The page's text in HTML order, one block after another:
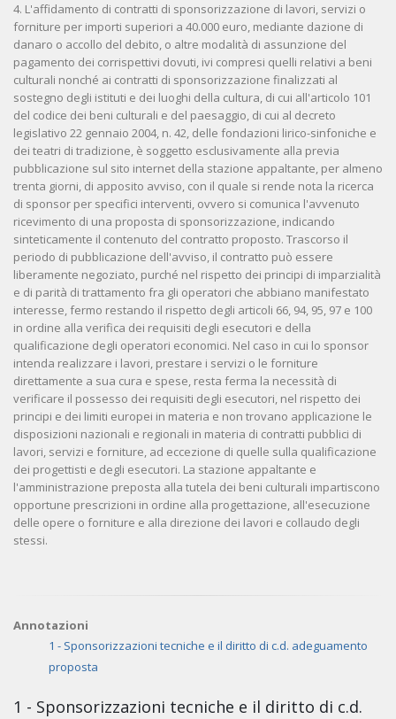
4. L'affidamento di contratti di sponsorizzazione di lavori, servizi o
forniture per importi superiori a 40.000 euro, mediante dazione di
danaro o accollo del debito, o altre modalità di assunzione del
pagamento dei corrispettivi dovuti, ivi compresi quelli relativi a beni
culturali nonché ai contratti di sponsorizzazione finalizzati al
sostegno degli istituti e dei luoghi della cultura, di cui all'articolo 101
del codice dei beni culturali e del paesaggio, di cui al decreto
legislativo 22 gennaio 2004, n. 42, delle fondazioni lirico-sinfoniche e
dei teatri di tradizione, è soggetto esclusivamente alla previa
pubblicazione sul sito internet della stazione appaltante, per almeno
trenta giorni, di apposito avviso, con il quale si rende nota la ricerca
di sponsor per specifici interventi, ovvero si comunica l'avvenuto
ricevimento di una proposta di sponsorizzazione, indicando
sinteticamente il contenuto del contratto proposto. Trascorso il
periodo di pubblicazione dell'avviso, il contratto può essere
liberamente negoziato, purché nel rispetto dei principi di imparzialità
e di parità di trattamento fra gli operatori che abbiano manifestato
interesse, fermo restando il rispetto degli articoli 66, 94, 95, 97 e 100
in ordine alla verifica dei requisiti degli esecutori e della
qualificazione degli operatori economici. Nel caso in cui lo sponsor
intenda realizzare i lavori, prestare i servizi o le forniture
direttamente a sua cura e spese, resta ferma la necessità di
verificare il possesso dei requisiti degli esecutori, nel rispetto dei
principi e dei limiti europei in materia e non trovano applicazione le
disposizioni nazionali e regionali in materia di contratti pubblici di
lavori, servizi e forniture, ad eccezione di quelle sulla qualificazione
dei progettisti e degli esecutori. La stazione appaltante e
l'amministrazione preposta alla tutela dei beni culturali impartiscono
opportune prescrizioni in ordine alla progettazione, all'esecuzione
delle opere o forniture e alla direzione dei lavori e collaudo degli
stessi.
Annotazioni
1 - Sponsorizzazioni tecniche e il diritto di c.d. adeguamento
proposta
1 - Sponsorizzazioni tecniche e il diritto di c.d.